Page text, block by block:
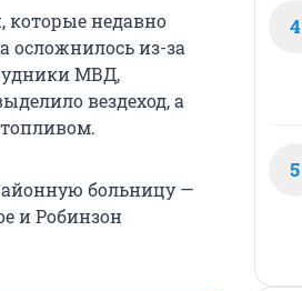
которые недавно
осложнилось из-за
МВД,
вездеход, а
больницу —
и Робинзон
4
5